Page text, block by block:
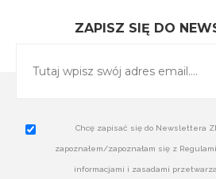
ZAPISZ SIĘ DO
Chcę zapisać się do Newslettera
zapoznałem/zapoznałam się z
informacjami i zasadami